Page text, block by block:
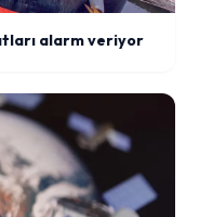
alarm veriyor